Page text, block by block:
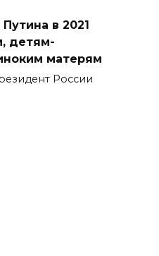
в 2021
детям-
матерям
России